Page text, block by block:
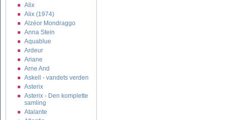
Alix
Alix (1974)
Alzéor Mondraggo
Anna Stein
Aquablue
Ardeur
Ariane
Arne And
Askell - vandets verden
Asterix
Asterix - Den komplette
samling
Atalante